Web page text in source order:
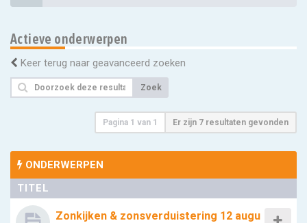
Actieve onderwerpen
Keer terug naar geavanceerd zoeken
Zoek
Pagina 1 van 1 Er zijn 7 resultaten gevonden
ONDERWERPEN
TITEL
Zonkijken & zonsverduistering 12 augu